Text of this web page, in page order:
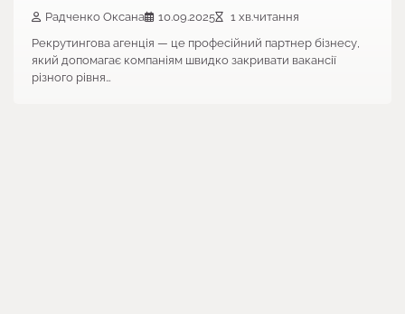
Радченко Оксана 10.09.2025
1 хв.читання
Рекрутингова агенція — це професійний партнер бізнесу,
який допомагає компаніям швидко закривати вакансії
різного рівня…